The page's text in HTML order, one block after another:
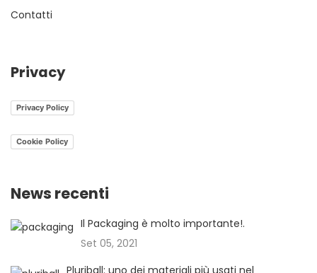
Contatti
Privacy
Privacy Policy
Cookie Policy
News recenti
Il Packaging è molto importante!.
Set 05, 2021
Pluriball: uno dei materiali più usati nel